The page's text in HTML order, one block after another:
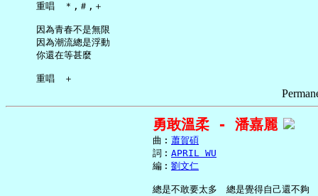
     重唱　＊,＃,＋
     因為青春不是無限
     因為潮流總是浮動
     你還在等甚麼
勇敢溫柔 - 潘嘉麗
     曲︰
蕭賀碩
     詞︰
APRIL WU
     編︰
劉文仁
     總是不敢要太多　總是覺得自己還不夠